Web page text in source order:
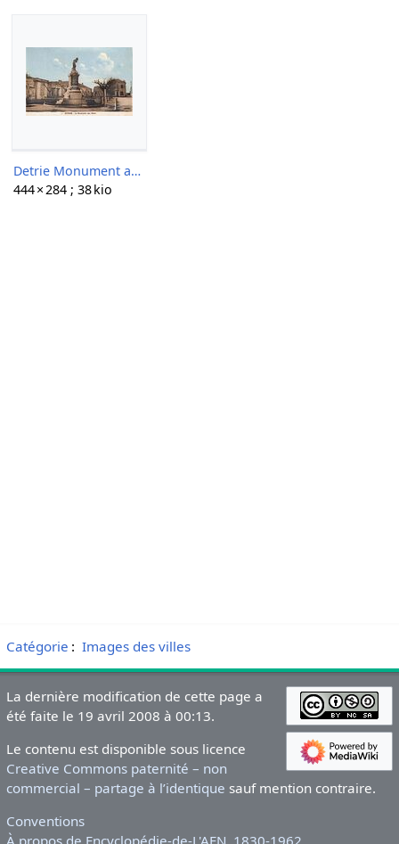
Detrie Monument aux Morts.jpg
444 × 284 ; 38 kio
Catégorie : Images des villes
La dernière modification de cette page a
été faite le 19 avril 2008 à 00:13.
Le contenu est disponible sous licence
Creative Commons paternité – non
commercial – partage à l’identique sauf mention contraire.
Conventions